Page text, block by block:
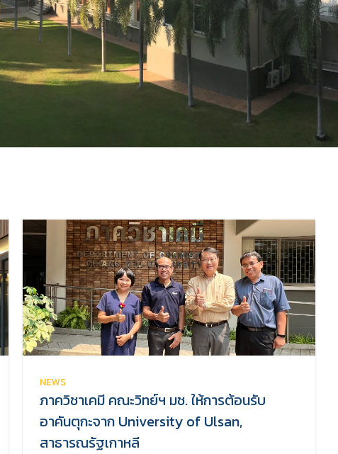
NEWS
ภาควิชาเคมี คณะวิทย์ฯ มช. ให้การต้อนรับ
อาคันตุกะจาก University of Ulsan,
สาธารณรัฐเกาหลี